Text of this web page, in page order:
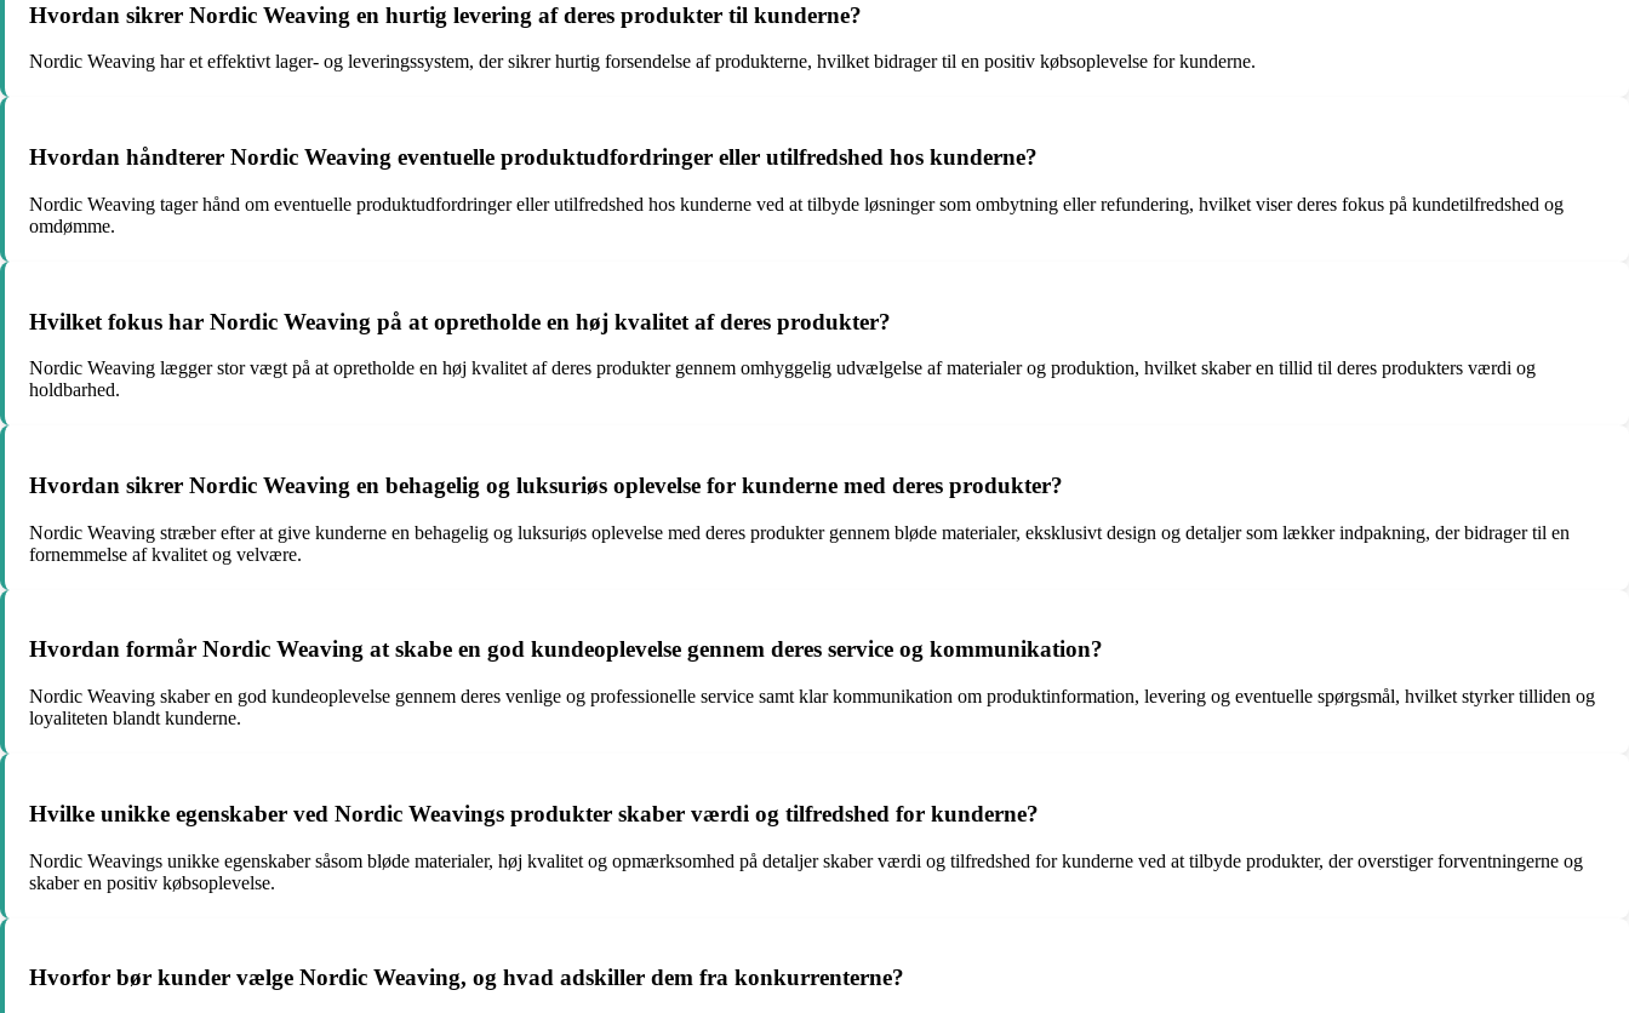
Hvordan sikrer Nordic Weaving en hurtig levering af deres produkter til kunderne?
Nordic Weaving har et effektivt lager- og leveringssystem, der sikrer hurtig forsendelse af produkterne, hvilket bidrager til en positiv købsoplevelse for kunderne.
Hvordan håndterer Nordic Weaving eventuelle produktudfordringer eller utilfredshed hos kunderne?
Nordic Weaving tager hånd om eventuelle produktudfordringer eller utilfredshed hos kunderne ved at tilbyde løsninger som ombytning eller refundering, hvilket viser deres fokus på kundetilfredshed og
omdømme.
Hvilket fokus har Nordic Weaving på at opretholde en høj kvalitet af deres produkter?
Nordic Weaving lægger stor vægt på at opretholde en høj kvalitet af deres produkter gennem omhyggelig udvælgelse af materialer og produktion, hvilket skaber en tillid til deres produkters værdi og
holdbarhed.
Hvordan sikrer Nordic Weaving en behagelig og luksuriøs oplevelse for kunderne med deres produkter?
Nordic Weaving stræber efter at give kunderne en behagelig og luksuriøs oplevelse med deres produkter gennem bløde materialer, eksklusivt design og detaljer som lækker indpakning, der bidrager til en
fornemmelse af kvalitet og velvære.
Hvordan formår Nordic Weaving at skabe en god kundeoplevelse gennem deres service og kommunikation?
Nordic Weaving skaber en god kundeoplevelse gennem deres venlige og professionelle service samt klar kommunikation om produktinformation, levering og eventuelle spørgsmål, hvilket styrker tilliden og
loyaliteten blandt kunderne.
Hvilke unikke egenskaber ved Nordic Weavings produkter skaber værdi og tilfredshed for kunderne?
Nordic Weavings unikke egenskaber såsom bløde materialer, høj kvalitet og opmærksomhed på detaljer skaber værdi og tilfredshed for kunderne ved at tilbyde produkter, der overstiger forventningerne og
skaber en positiv købsoplevelse.
Hvorfor bør kunder vælge Nordic Weaving, og hvad adskiller dem fra konkurrenterne?